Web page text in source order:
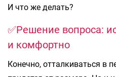
И что же делать?
✅Решение вопроса:
и комфортно
Конечно, отталкиваться в